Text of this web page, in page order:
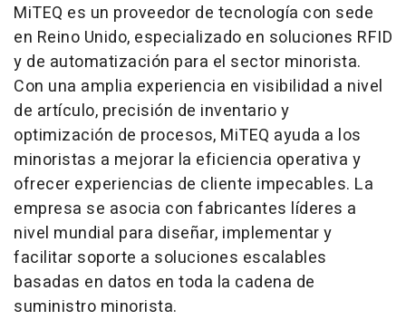
MiTEQ es un proveedor de tecnología con sede
en Reino Unido, especializado en soluciones RFID
y de automatización para el sector minorista.
Con una amplia experiencia en visibilidad a nivel
de artículo, precisión de inventario y
optimización de procesos, MiTEQ ayuda a los
minoristas a mejorar la eficiencia operativa y
ofrecer experiencias de cliente impecables. La
empresa se asocia con fabricantes líderes a
nivel mundial para diseñar, implementar y
facilitar soporte a soluciones escalables
basadas en datos en toda la cadena de
suministro minorista.